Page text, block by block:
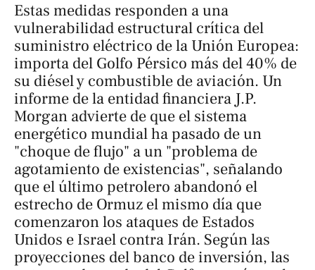
Estas medidas responden a una
vulnerabilidad estructural crítica del
suministro eléctrico de la Unión Europea:
importa del Golfo Pérsico más del 40% de
su diésel y combustible de aviación. Un
informe de la entidad financiera J.P.
Morgan advierte de que el sistema
energético mundial ha pasado de un
"choque de flujo" a un "problema de
agotamiento de existencias", señalando
que el último petrolero abandonó el
estrecho de Ormuz el mismo día que
comenzaron los ataques de Estados
Unidos e Israel contra Irán. Según las
proyecciones del banco de inversión, las